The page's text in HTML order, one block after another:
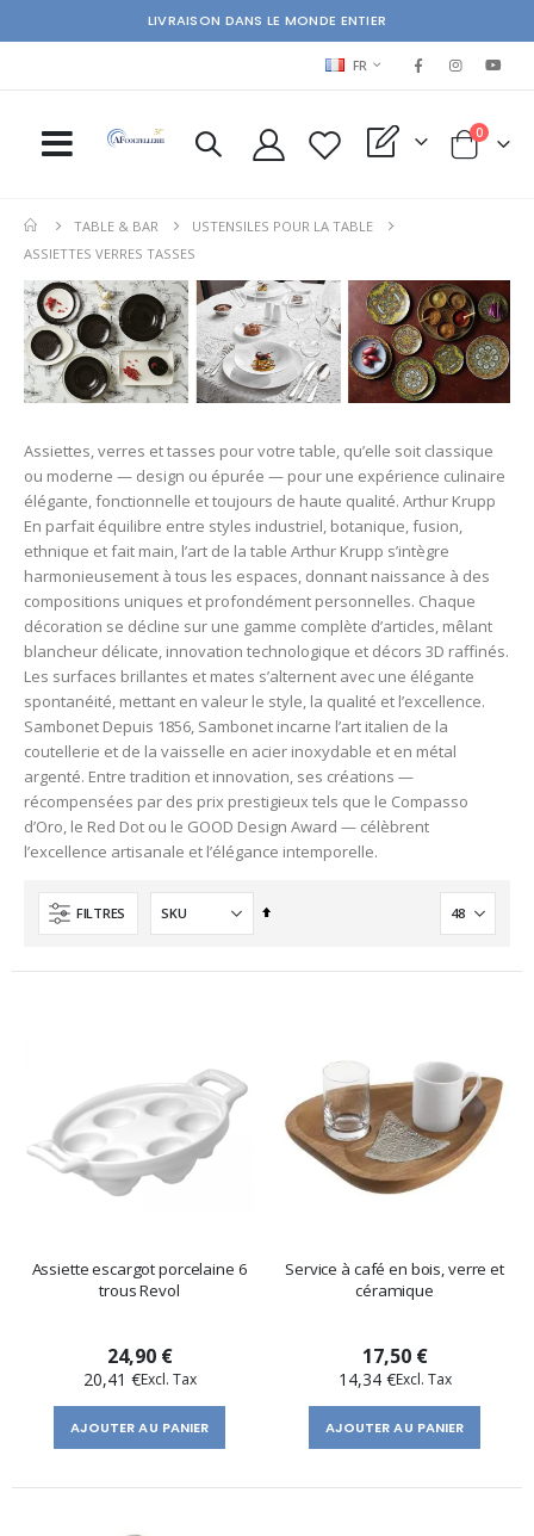
LIVRAISON DANS LE MONDE ENTIER
LANGUAGE
FR
My Quote Cart
0items
TABLE & BAR
USTENSILES POUR LA TABLE
ASSIETTES VERRES TASSES
Assiettes, verres et tasses pour votre table, qu’elle soit classique
ou moderne — design ou épurée — pour une expérience culinaire
élégante, fonctionnelle et toujours de haute qualité. Arthur Krupp
En parfait équilibre entre styles industriel, botanique, fusion,
ethnique et fait main, l’art de la table Arthur Krupp s’intègre
harmonieusement à tous les espaces, donnant naissance à des
compositions uniques et profondément personnelles. Chaque
décoration se décline sur une gamme complète d’articles, mêlant
blancheur délicate, innovation technologique et décors 3D raffinés.
Les surfaces brillantes et mates s’alternent avec une élégante
spontanéité, mettant en valeur le style, la qualité et l’excellence.
Sambonet Depuis 1856, Sambonet incarne l’art italien de la
coutellerie et de la vaisselle en acier inoxydable et en métal
argenté. Entre tradition et innovation, ses créations —
récompensées par des prix prestigieux tels que le Compasso
d’Oro, le Red Dot ou le GOOD Design Award — célèbrent
l’excellence artisanale et l’élégance intemporelle.
FILTRES
Ordre
Assiette escargot porcelaine 6
trous Revol
24,90 €
20,41 €
AJOUTER AU PANIER
Service à café en bois, verre et
céramique
17,50 €
14,34 €
AJOUTER AU PANIER